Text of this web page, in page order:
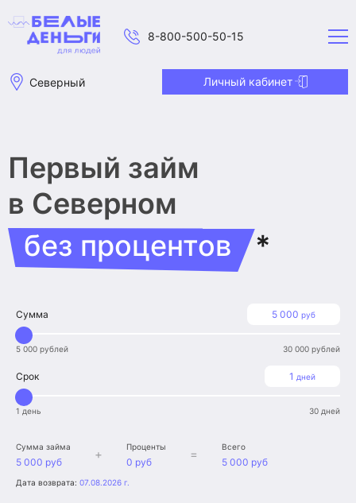
8-800-500-50-15
Северный Личный кабинет
Первый займ
в Северном
без процентов
*
5 000 руб
Сумма
5 000 рублей 30 000 рублей
1 дней
Срок
1 день 30 дней
Сумма займа
5 000 руб
+ Проценты
0 руб
= Всего
5 000 руб
Дата возврата: 07.08.2026 г.